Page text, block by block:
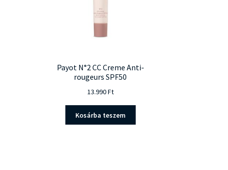
Payot N°2 CC Creme Anti-
rougeurs SPF50
13.990Ft
Kosárba teszem